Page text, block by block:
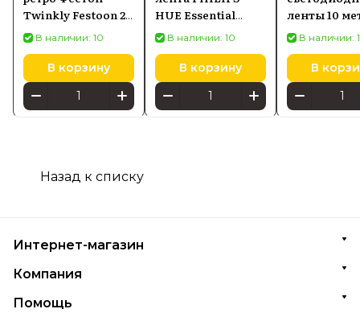
Twinkly Festoon 20
LED RGB, 10 м
В наличии: 10
В корзину
HUE Essential
Gradient 10м
929004295001
В наличии: 10
В корзину
ленты 10
PHILIPS
Strip Light
В наличии:
В
Назад к списку
Интернет-магазин
Компания
Помощь